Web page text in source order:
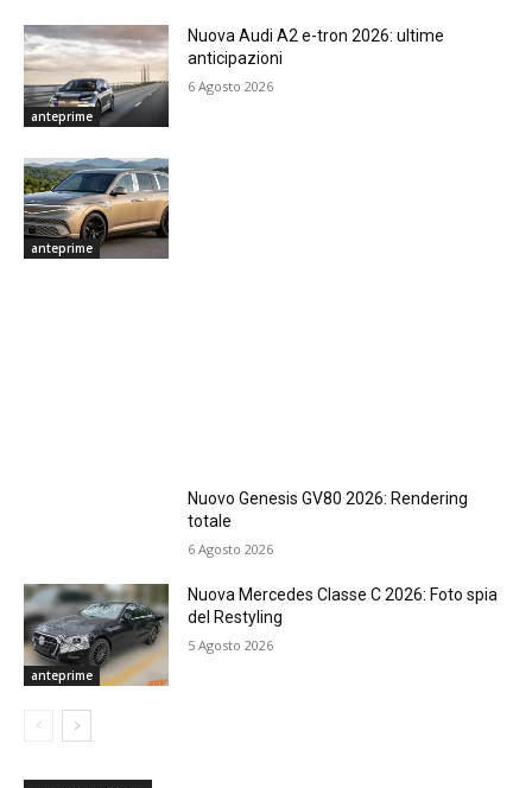
anteprime
Nuova Audi A2 e-tron 2026: ultime
anticipazioni
6 Agosto 2026
anteprime
Nuovo Genesis GV80 2026: Rendering
totale
6 Agosto 2026
anteprime
Nuova Mercedes Classe C 2026: Foto spia
del Restyling
5 Agosto 2026